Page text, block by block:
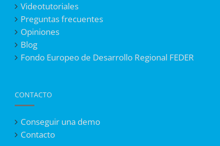
Videotutoriales
Preguntas frecuentes
Opiniones
Blog
Fondo Europeo de Desarrollo Regional FEDER
CONTACTO
Conseguir una demo
Contacto